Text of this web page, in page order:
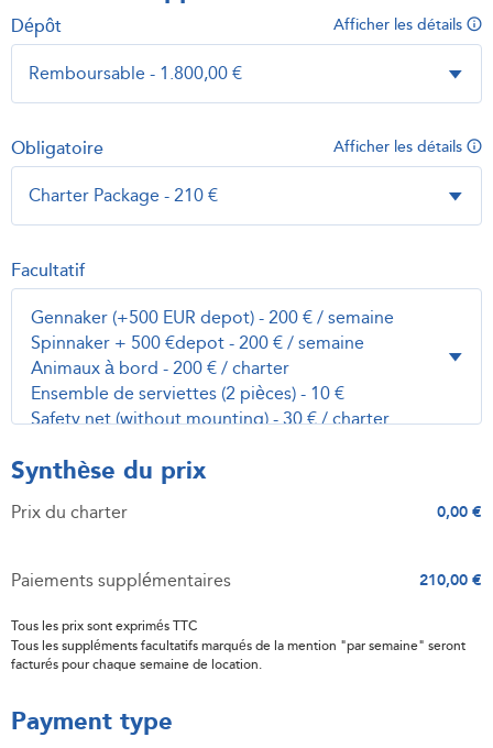
Afficher les détails
Dépôt
Afficher les détails
Obligatoire
Facultatif
Synthèse du prix
Prix du charter 0,00 €
Paiements supplémentaires 210,00 €
Tous les prix sont exprimés TTC
Tous les suppléments facultatifs marqués de la mention "par semaine" seront
facturés pour chaque semaine de location.
Payment type